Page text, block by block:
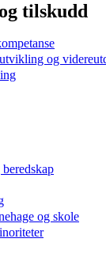
tilskudd
og
og skole